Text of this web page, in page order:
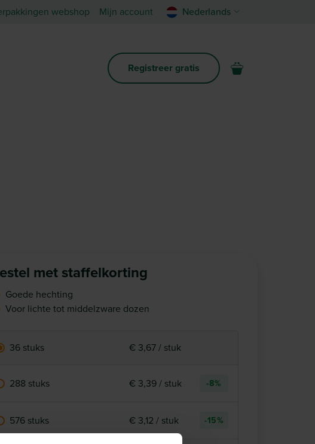
webshop Mijn account Nederlands
Registreer gratis
met staffelkorting
Goede hechting
Voor lichte tot middelzware dozen
36 stuks € 3,67 / stuk
288 stuks € 3,39 / stuk -8%
576 stuks € 3,12 / stuk -15%